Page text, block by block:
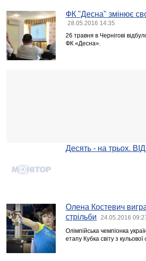
ФК "Десна" змінює
28.05.2016 14:35
26 травня в Чернігові
ФК «Десна».
Десять - на трьох.
Олена Костевич
стрільби
24.05.2016
Олімпійська чемпіонка
етапу Кубка світу з